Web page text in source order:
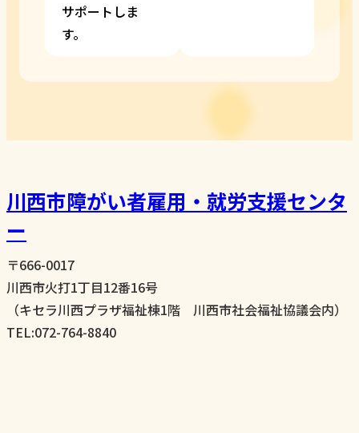
サポートしま
す。
川西市障がい者雇用・就労支援センタ
ー
〒666-0017
川西市火打1丁目12番16号
（キセラ川西プラザ福祉棟1階 川西市社会福祉協議会内）
TEL:072-764-8840